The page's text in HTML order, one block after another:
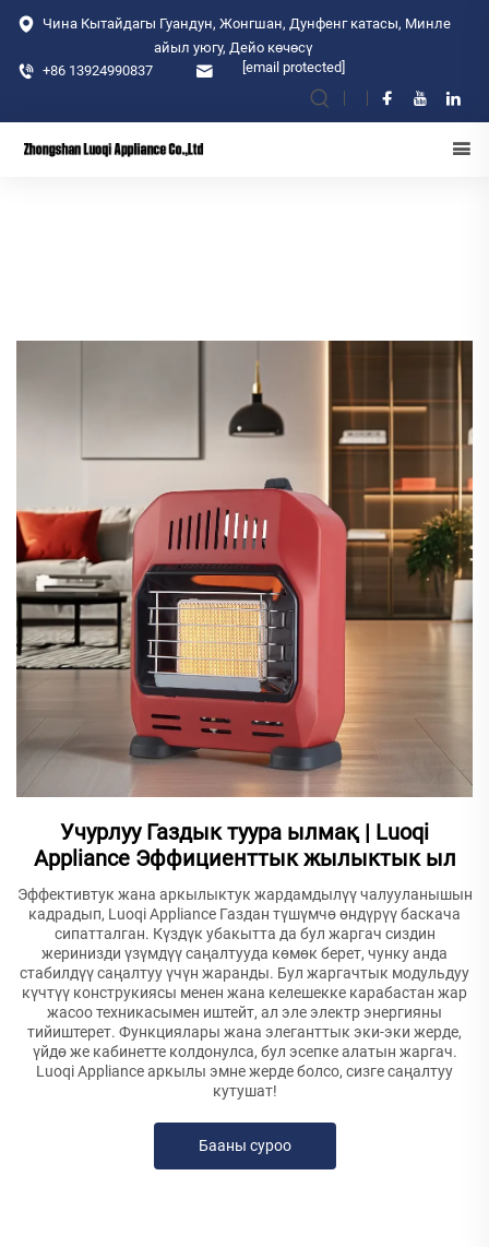
Чина Кытайдагы Гуандун, Жонгшан, Дунфенг катасы, Минле
айыл уюгу, Дейо көчөсү
+86 13924990837
[email protected]
Учурлуу Газдык туура ылмақ | Luoqi
Appliance Эффициенттык жылыктык ыл
Эффективтук жана аркылыктук жардамдылүү чалууланышын
кадрадып, Luoqi Appliance Газдан түшүмчө өндүрүү баскача
сипатталган. Күздүк убакытта да бул жаргач сиздин
жеринизди үзүмдүү саңалтууда көмөк берет, чунку анда
стабилдүү саңалтуу үчүн жаранды. Бул жаргачтык модульдуу
күчтүү конструкиясы менен жана келешекке карабастан жар
жасоо техникасымен иштейт, ал эле электр энергияны
тийиштерет. Функциялары жана элеганттык эки-эки жерде,
үйдө же кабинетте колдонулса, бул эсепке алатын жаргач.
Luoqi Appliance аркылы эмне жерде болсо, сизге саңалтуу
кутушат!
Бааны суроо